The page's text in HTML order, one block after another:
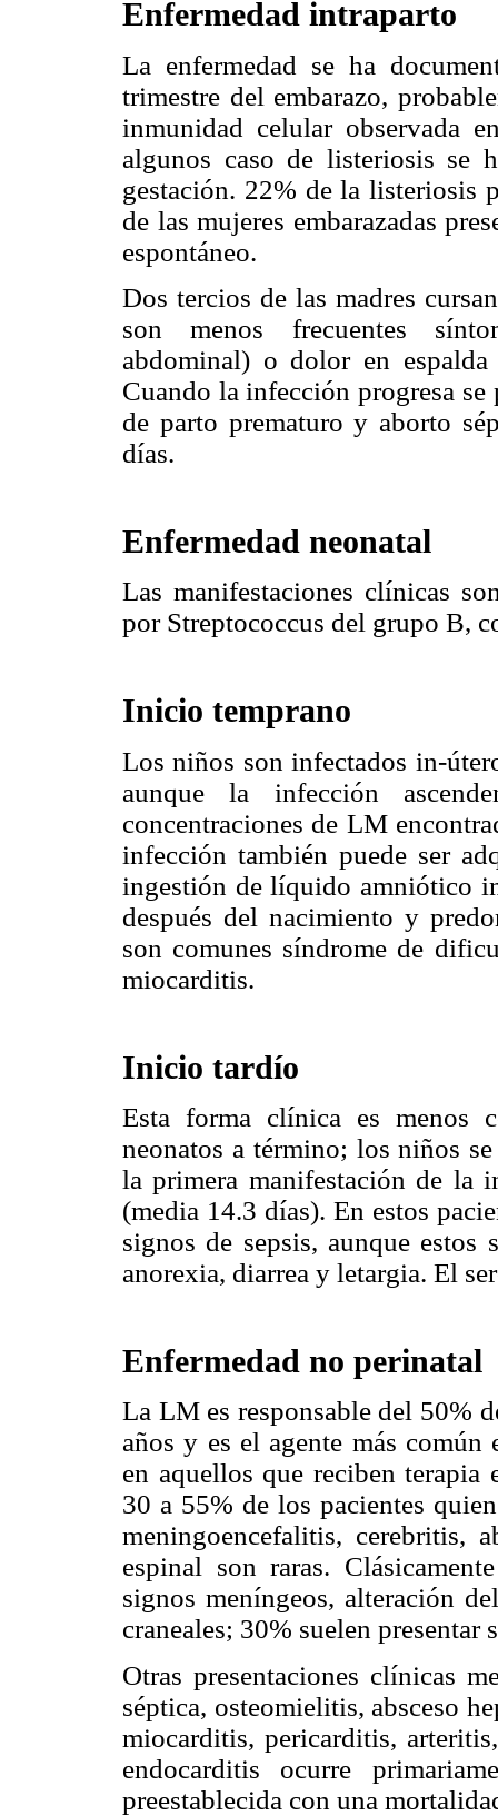
Enfermedad intraparto
La enfermedad se ha
trimestre del embarazo,
inmunidad celular observada
algunos caso de listeriosis se
gestación. 22% de la listeriosis
de las mujeres embarazadas
espontáneo.
Dos tercios de las madres
son menos frecuentes
abdominal) o dolor en
Cuando la infección progresa
de parto prematuro y aborto
días.
Enfermedad neonatal
Las manifestaciones clínicas
por Streptococcus del grupo B,
Inicio temprano
Los niños son infectados in-
aunque la infección
concentraciones de LM
infección también puede ser
ingestión de líquido amniótico
después del nacimiento y
son comunes síndrome de
miocarditis.
Inicio tardío
Esta forma clínica es menos
neonatos a término; los niños
la primera manifestación de la
(media 14.3 días). En estos
signos de sepsis, aunque
anorexia, diarrea y letargia. El
Enfermedad no perinatal
La LM es responsable del 50%
años y es el agente más
en aquellos que reciben terapia
30 a 55% de los pacientes
meningoencefalitis, cerebritis,
espinal son raras.
signos meníngeos, alteración
craneales; 30% suelen presentar
Otras presentaciones clínicas
séptica, osteomielitis, absceso
miocarditis, pericarditis,
endocarditis ocurre
preestablecida con una